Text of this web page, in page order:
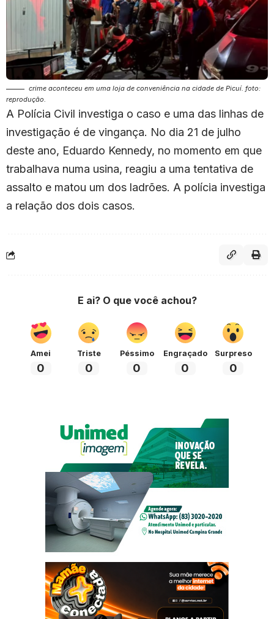
crime aconteceu em uma loja de conveniência na cidade de Picuí. foto:
reprodução.
A Polícia Civil investiga o caso e uma das linhas de
investigação é de vingança. No dia 21 de julho
deste ano, Eduardo Kennedy, no momento em que
trabalhava numa usina, reagiu a uma tentativa de
assalto e matou um dos ladrões. A polícia investiga
a relação dos dois casos.
E ai? O que você achou?
Amei
0
Triste
0
Péssimo
0
Engraçado
0
Surpreso
0